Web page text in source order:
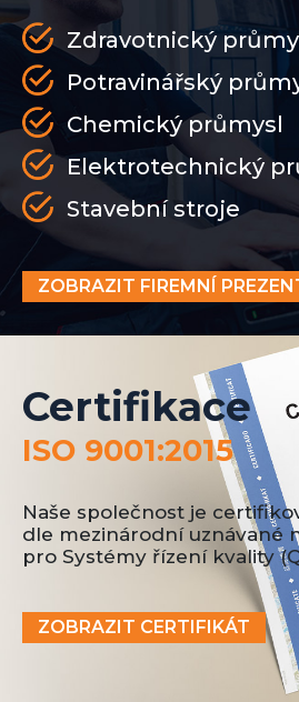
Zdravotnický
Potravinářský
Chemický průmysl
Elektrotechnický
Stavební stroje
ZOBRAZIT FIREMNÍ
Certifikace
ISO 9001:2015
Naše společnost je
dle mezinárodní uznávané
pro Systémy řízení kvality
ZOBRAZIT CERTIFIKÁT